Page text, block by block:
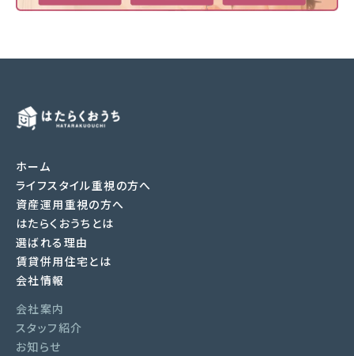
ホーム
ライフスタイル重視の方へ
資産運用重視の方へ
はたらくおうちとは
選ばれる理由
賃貸併用住宅とは
会社情報
会社案内
スタッフ紹介
お知らせ